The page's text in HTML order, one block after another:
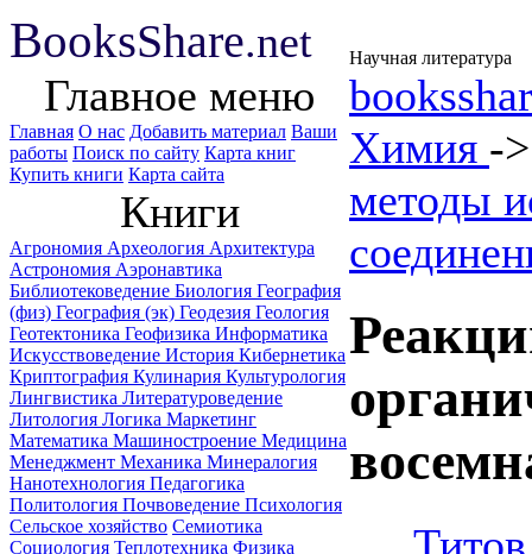
BooksShare.net Научная литература
Главное меню
Главная О нас Добавить материал Ваши
работы Поиск по сайту Карта книг
Купить книги Карта сайта
Книги
Агрономия Археология Архитектура
Астрономия Аэронавтика
Библиотековедение Биология География
(физ) География (эк) Геодезия Геология
Геотектоника Геофизика Информатика
Искусствоведение История Кибернетика
Криптография Кулинария Культурология
Лингвистика Литературоведение
Литология Логика Маркетинг
Математика Машиностроение Медицина
Менеджмент Механика Минералогия
Нанотехнология Педагогика
Политология Почвоведение Психология
Сельское хозяйство Семиотика
Социология Теплотехника Физика
Химия -
методы